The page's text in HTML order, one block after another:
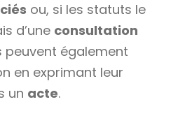
ou, si les statuts le
d’une consultation
peuvent également
en exprimant leur
un acte.